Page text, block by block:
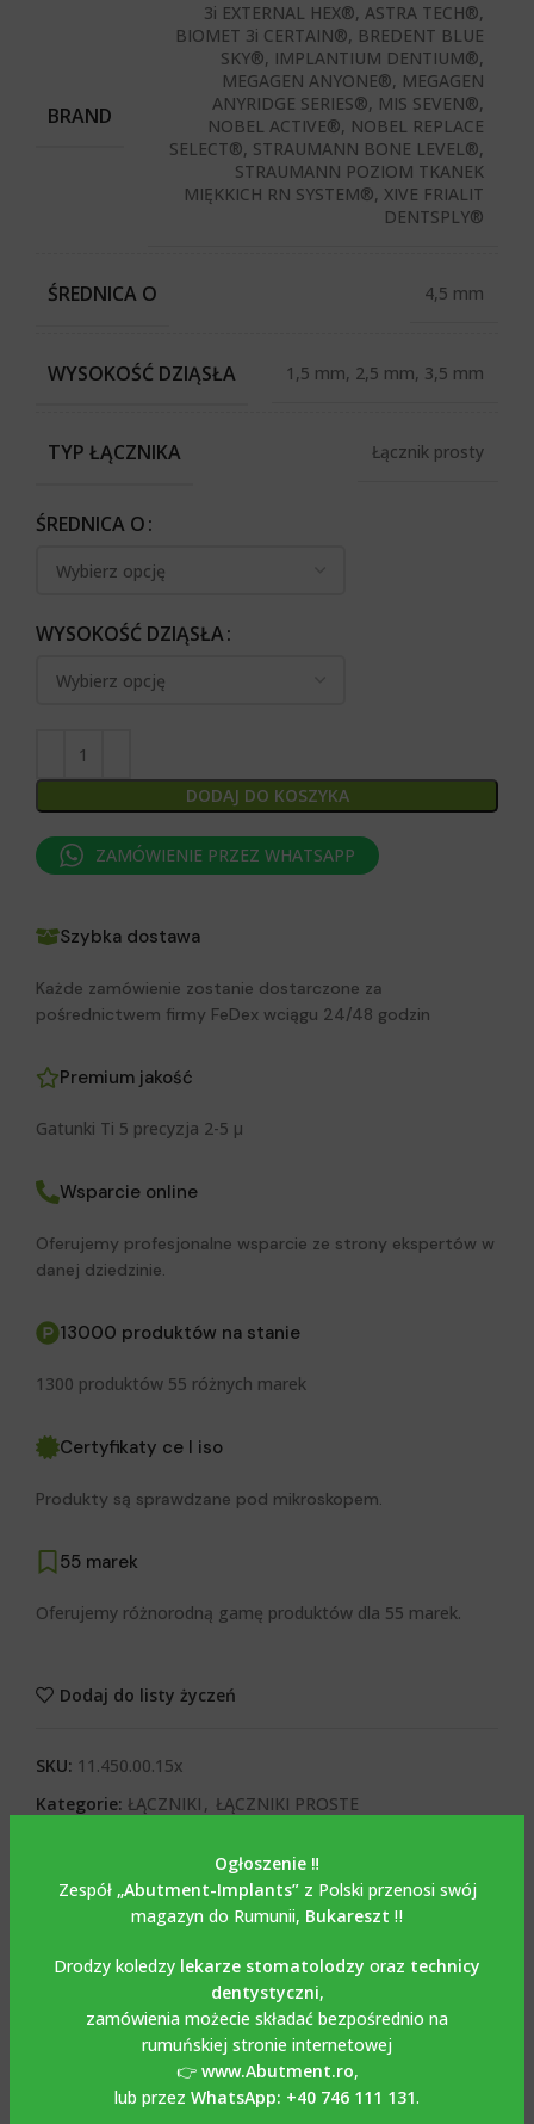
Ogłoszenie ‼️
Zespół „Abutment-Implants”z Polski przenosi swój
magazyn do Rumunii, Bukareszt ‼️
Drodzy koledzy lekarze stomatolodzy oraz technicy
dentystyczni,
zamówienia możecie składać bezpośrednio na
rumuńskiej stronie internetowej
👉 www.Abutment.ro,
lub przez WhatsApp: +40 746 111 131.
BRAND
3i EXTERNAL HEX®, ASTRA TECH®,
BIOMET 3i CERTAIN®, BREDENT BLUE
SKY®, IMPLANTIUM DENTIUM®,
MEGAGEN ANYONE®, MEGAGEN
ANYRIDGE SERIES®, MIS SEVEN®,
NOBEL ACTIVE®, NOBEL REPLACE
SELECT®, STRAUMANN BONE LEVEL®,
STRAUMANN POZIOM TKANEK
MIĘKKICH RN SYSTEM®, XIVE FRIALIT
DENTSPLY®
ŚREDNICA O 4,5 mm
WYSOKOŚĆ DZIĄSŁA 1,5 mm, 2,5 mm, 3,5 mm
TYP ŁĄCZNIKA Łącznik prosty
ŚREDNICA O
WYSOKOŚĆ DZIĄSŁA
DODAJ DO KOSZYKA
ZAMÓWIENIE PRZEZ WHATSAPP
Szybka dostawa
Każde zamówienie zostanie dostarczone za
pośrednictwem firmy FeDex wciągu 24/48 godzin
Premium jakość
Gatunki Ti 5 precyzja 2-5 μ
Wsparcie online
Oferujemy profesjonalne wsparcie ze strony ekspertów w
danej dziedzinie.
13000 produktów na stanie
1300 produktów 55 różnych marek
Certyfikaty ce I iso
Produkty są sprawdzane pod mikroskopem.
55 marek
Oferujemy różnorodną gamę produktów dla 55 marek.
Dodaj do listy życzeń
SKU: 11.450.00.15x
Kategorie: ŁĄCZNIKI , ŁĄCZNIKI PROSTE
Share:
OPIS
Opis
Zgodny z Implantium-